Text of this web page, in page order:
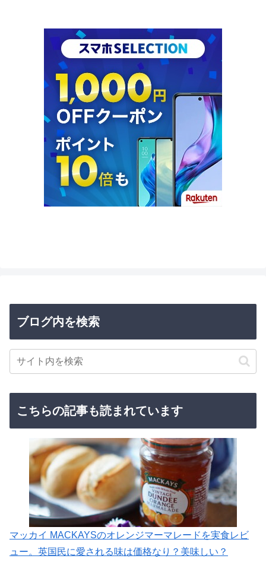
ブログ内を検索
こちらの記事も読まれています
マッカイ MACKAYSのオレンジマーマレードを実食レビ
ュー。英国民に愛される味は価格なり？美味しい？